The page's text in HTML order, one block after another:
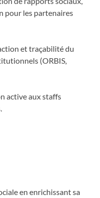
pour les partenaires
et traçabilité du
(ORBIS,
active aux staffs
en enrichissant sa